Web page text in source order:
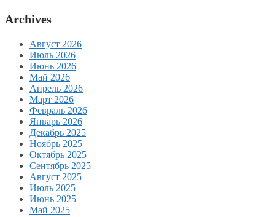
Archives
Август 2026
Июль 2026
Июнь 2026
Май 2026
Апрель 2026
Март 2026
Февраль 2026
Январь 2026
Декабрь 2025
Ноябрь 2025
Октябрь 2025
Сентябрь 2025
Август 2025
Июль 2025
Июнь 2025
Май 2025